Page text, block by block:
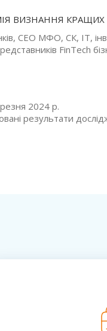
ВИЗНАННЯ КРАЩИХ
СEO МФО, СК, IT,
FinTech
2024 р.
результати